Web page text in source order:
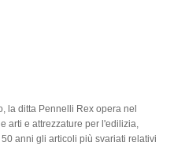
la ditta Pennelli Rex opera nel
arti e attrezzature per l'edilizia,
anni gli articoli più svariati relativi